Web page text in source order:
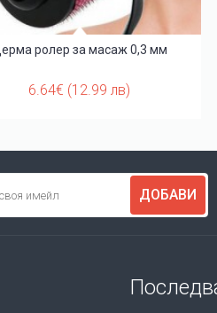
ролер за масаж 0,3 мм
6.64€ (12.99 лв)
ДОБАВИ